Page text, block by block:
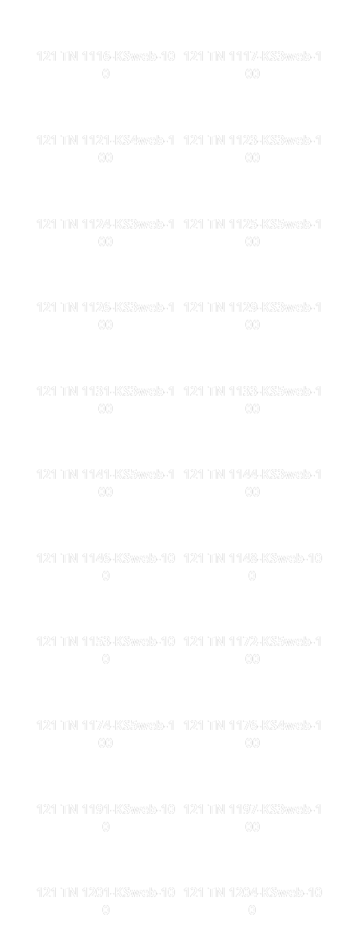
121 TN 1116-KSweb-10
0
121 TN 1117-KS3web-1
00
121 TN 1121-KS4web-1
00
121 TN 1123-KS3web-1
00
121 TN 1124-KS3web-1
00
121 TN 1125-KS5web-1
00
121 TN 1126-KS3web-1
00
121 TN 1129-KS3web-1
00
121 TN 1131-KS3web-1
00
121 TN 1133-KS5web-1
00
121 TN 1141-KS5web-1
00
121 TN 1144-KS3web-1
00
121 TN 1146-KSweb-10
0
121 TN 1148-KSweb-10
0
121 TN 1153-KSweb-10
0
121 TN 1172-KS5web-1
00
121 TN 1174-KS5web-1
00
121 TN 1176-KS4web-1
00
121 TN 1191-KSweb-10
0
121 TN 1197-KS3web-1
00
121 TN 1201-KSweb-10
0
121 TN 1204-KSweb-10
0